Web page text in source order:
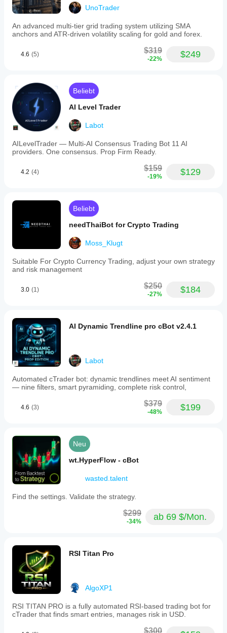
UnoTrader
An advanced multi-tier grid trading system utilizing SMA
anchors and ATR-driven volatility scaling for gold and forex.
4.6 (5) $319
-22% $249
Beliebt
AI Level Trader
Labot
AILevelTrader — Multi-AI Consensus Trading Bot 11 AI
providers. One consensus. Prop Firm Ready.
4.2 (4) $159
-19% $129
Beliebt
needThaiBot for Crypto Trading
Moss_Klugt
Suitable For Crypto Currency Trading, adjust your own strategy
and risk management
3.0 (1) $250
-27% $184
AI Dynamic Trendline pro cBot v2.4.1
Labot
Automated cTrader bot: dynamic trendlines meet AI sentiment
— nine filters, smart pyramiding, complete risk control,
4.6 (3) $379
-48% $199
Neu
wt.HyperFlow - cBot
wasted.talent
Find the settings. Validate the strategy.
$299
-34% ab 69 $/Mon.
RSI Titan Pro
AlgoXP1
RSI TITAN PRO is a fully automated RSI-based trading bot for
cTrader that finds smart entries, manages risk in USD.
$300